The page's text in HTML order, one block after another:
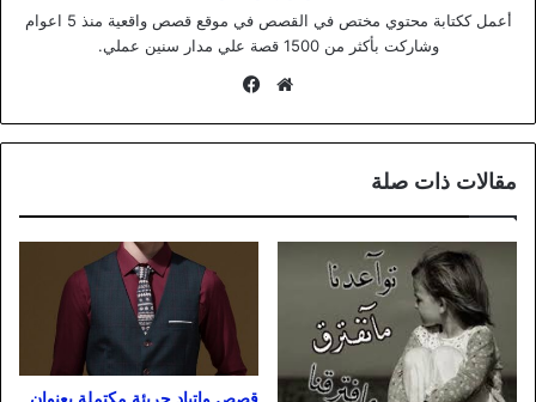
أعمل ككتابة محتوي مختص في القصص في موقع قصص واقعية منذ 5 اعوام
وشاركت بأكثر من 1500 قصة علي مدار سنين عملي.
موقع
مقالات ذات صلة